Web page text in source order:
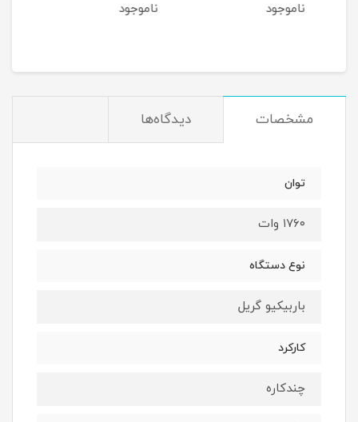
ناموجود ناموجود
مشخصات دیدگاه‌ها
توان
۱۷۶۰ وات
نوع دستگاه
باربیکیو گریل
کارکرد
چندکاره